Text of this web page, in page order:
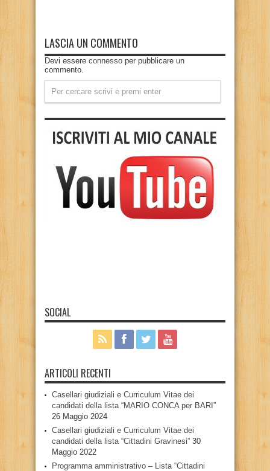
LASCIA UN COMMENTO
Devi essere connesso per pubblicare un
commento.
SOCIAL
ARTICOLI RECENTI
Casellari giudiziali e Curriculum Vitae dei
candidati della lista “MARIO CONCA per BARI”
26 Maggio 2024
Casellari giudiziali e Curriculum Vitae dei
candidati della lista “Cittadini Gravinesi” 30
Maggio 2022
Programma amministrativo – Lista “Cittadini